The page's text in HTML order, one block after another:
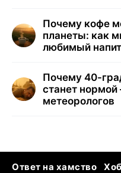
Почему кофе
планеты: как
любимый
Почему 40-
станет
метеорологов
Ответ на хамство